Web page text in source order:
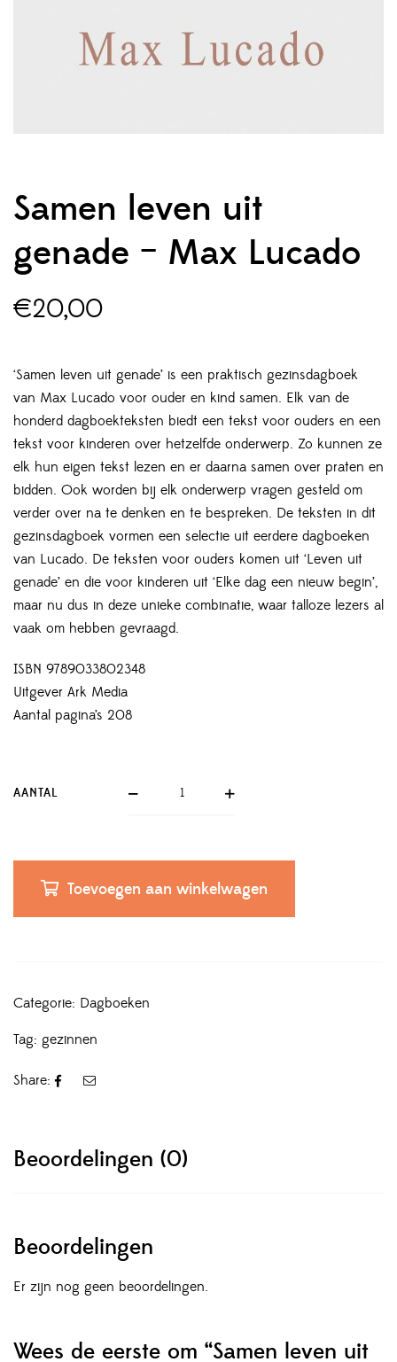
Samen leven uit
genade – Max Lucado
€20,00
‘Samen leven uit genade’ is een praktisch gezinsdagboek
van Max Lucado voor ouder en kind samen. Elk van de
honderd dagboekteksten biedt een tekst voor ouders en een
tekst voor kinderen over hetzelfde onderwerp. Zo kunnen ze
elk hun eigen tekst lezen en er daarna samen over praten en
bidden. Ook worden bij elk onderwerp vragen gesteld om
verder over na te denken en te bespreken. De teksten in dit
gezinsdagboek vormen een selectie uit eerdere dagboeken
van Lucado. De teksten voor ouders komen uit ‘Leven uit
genade’ en die voor kinderen uit ‘Elke dag een nieuw begin’,
maar nu dus in deze unieke combinatie, waar talloze lezers al
vaak om hebben gevraagd.
ISBN 9789033802348
Uitgever Ark Media
Aantal pagina’s 208
AANTAL
Toevoegen aan winkelwagen
Categorie: Dagboeken
Tag: gezinnen
Share:
Beoordelingen (0)
Beoordelingen
Er zijn nog geen beoordelingen.
Wees de eerste om “Samen leven uit